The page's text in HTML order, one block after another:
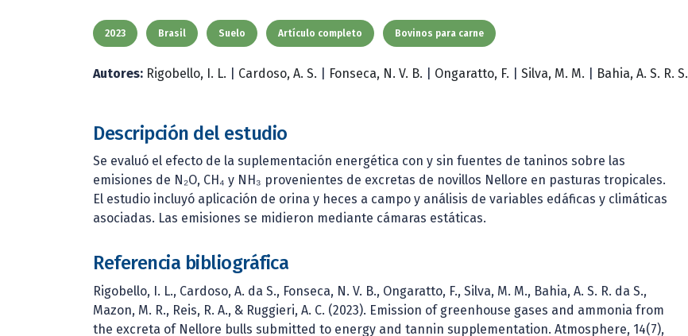
2023 Brasil Suelo Artículo completo Bovinos para carne
Autores: Rigobello, I. L. Cardoso, A. S. Fonseca, N. V. B. Ongaratto, F. Silva, M. M. Bahia, A. S. R. S.
Descripción del estudio
Se evaluó el efecto de la suplementación energética con y sin fuentes de taninos sobre las
emisiones de N₂O, CH₄ y NH₃ provenientes de excretas de novillos Nellore en pasturas tropicales.
El estudio incluyó aplicación de orina y heces a campo y análisis de variables edáficas y climáticas
asociadas. Las emisiones se midieron mediante cámaras estáticas.
Referencia bibliográfica
Rigobello, I. L., Cardoso, A. da S., Fonseca, N. V. B., Ongaratto, F., Silva, M. M., Bahia, A. S. R. da S.,
Mazon, M. R., Reis, R. A., & Ruggieri, A. C. (2023). Emission of greenhouse gases and ammonia from
the excreta of Nellore bulls submitted to energy and tannin supplementation. Atmosphere, 14(7),